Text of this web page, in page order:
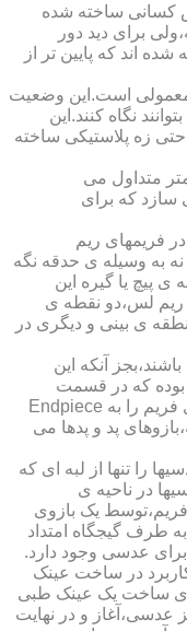
کسانی ساخته شده
برای دید دور
اند که پایین تر از
معمولی است.این وضعیت
نگاه کنند.این
زه پلاستیکی ساخته
متداول می
سازد که برای
فریمهای ریم
به وسیله ی حدقه نگه
ی پیچ یا گیره این
ریم لس،دو نقطه ی
ی بینی و دیگری در
آنکه این
بوده که در قسمت
فوقانی عدسی،امتداد یافته و بخش مرکزی فریم را به Endpiece
پد و پدها می
را تنها از لبه ای که
در ناحیه ی
فریم،توسط یک بازوی
طرف گیجگاه امتداد
برای عدسی وجود دارد.
کاربرد در ساخت عینک
ساخت یک عینک طبی
عدسی،آغاز و در نهایت